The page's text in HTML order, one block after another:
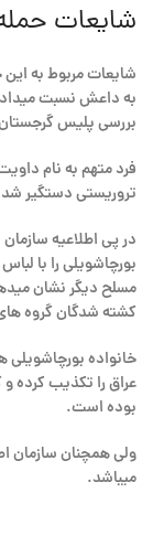
شایعات
شایعات مربوط به این
به داعش نسبت
بررسی پلیس
فرد متهم به نام
تروریستی دستگیر
در پی اطلاعیه
بورچاشویلی را با
مسلح دیگر نشان
کشته شدگان گروه
خانواده بورچاشویلی
عراق را تکذیب کرده
بوده است.
ولی همچنان سازمان
میباشد.